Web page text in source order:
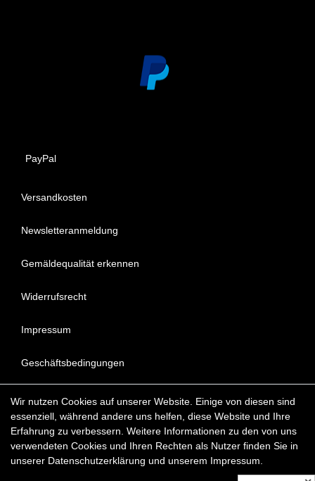
PayPal
Versandkosten
Newsletteranmeldung
Gemäldequalität erkennen
Widerrufsrecht
Impressum
Geschäftsbedingungen
Datenschutzerklärung
FAQ - Häufig gestellte Fragen
Copyright © 2022 KunstDepot24 BERLIN Exklusive Gemälde
Wir nutzen Cookies auf unserer Website. Einige von diesen sind
essenziell, während andere uns helfen, diese Website und Ihre
Erfahrung zu verbessern. Weitere Informationen zu den von uns
verwendeten Cookies und Ihren Rechten als Nutzer finden Sie in
unserer Daten­schutz­erklärung und unserem Impressum